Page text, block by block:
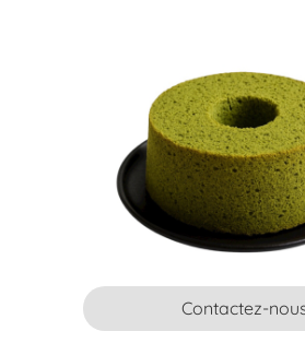
Contactez-